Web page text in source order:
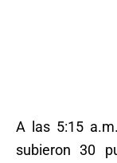
A las 5:15
subieron 30